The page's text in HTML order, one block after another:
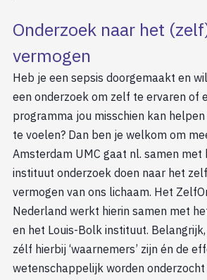
Onderzoek naar het
vermogen
Heb je een sepsis doorgemaakt en
een onderzoek om zelf te ervaren of
programma jou misschien kan
te voelen? Dan ben je welkom om
Amsterdam UMC gaat nl. samen met
instituut onderzoek doen naar het
vermogen van ons lichaam. Het
Nederland werkt hierin samen met
en het Louis-Bolk instituut.
zélf hierbij ‘waarnemers’ zijn én de
wetenschappelijk worden onderzocht